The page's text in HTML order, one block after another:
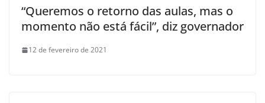
“Queremos o retorno das aulas, mas o
momento não está fácil”, diz governador
12 de fevereiro de 2021